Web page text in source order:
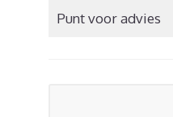
Punt voor advies